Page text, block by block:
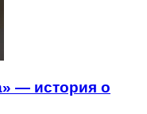
— история о